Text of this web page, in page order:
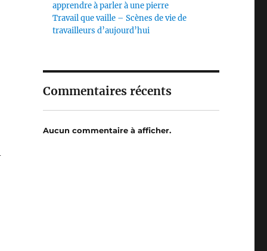
apprendre à parler à une pierre
Travail que vaille – Scènes de vie de
travailleurs d’aujourd’hui
Commentaires récents
Aucun commentaire à afficher.